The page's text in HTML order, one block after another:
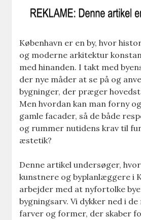
København er en by, hvor
og moderne arkitektur
med hinanden. I takt med
der nye måder at se på og
bygninger, der præger
Men hvordan kan man forny
gamle facader, så de både
og rummer nutidens krav til
æstetik?
Denne artikel undersøger,
kunstnere og byplanlæggere i
arbejder med at nyfortolke
bygningsarv. Vi dykker ned i
farver og former, der skaber